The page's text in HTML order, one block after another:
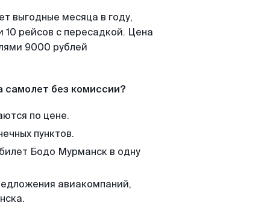
выгодные месяца в году,
рейсов с пересадкой. Цена
9000 рублей
самолет без комиссии?
по цене.
пунктов.
Бодо Мурманск в одну
авиакомпаний,